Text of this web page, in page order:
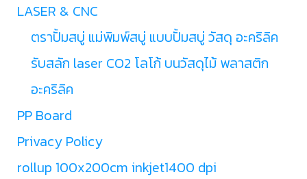
LASER & CNC
ตราปั้มสบู่ แม่พิมพ์สบู่ แบบปั้มสบู่ วัสดุ อะคริลิค
รับสลัก laser CO2 โลโก้ บนวัสดุไม้ พลาสติก
อะคริลิค
PP Board
Privacy Policy
rollup 100x200cm inkjet1400 dpi